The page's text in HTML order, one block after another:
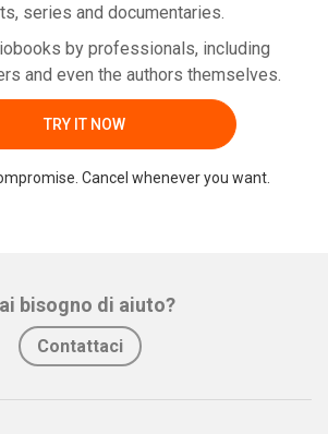
series and documentaries.
by professionals, including
and even the authors themselves.
TRY IT NOW
Cancel whenever you want.
bisogno di aiuto?
Contattaci
E-mail